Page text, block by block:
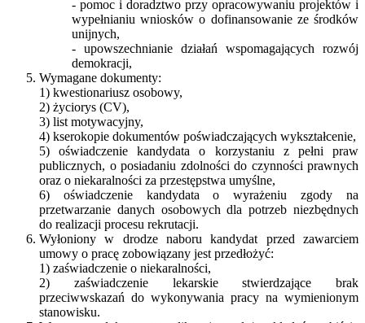
- pomoc i doradztwo przy opracowywaniu projektów i
wypełnianiu wniosków o dofinansowanie ze środków
unijnych,
- upowszechnianie działań wspomagających rozwój
demokracji,
Wymagane dokumenty:
1) kwestionariusz osobowy,
2) życiorys (CV),
3) list motywacyjny,
4) kserokopie dokumentów poświadczających wykształcenie,
5) oświadczenie kandydata o korzystaniu z pełni praw
publicznych, o posiadaniu zdolności do czynności prawnych
oraz o niekaralności za przestępstwa umyślne,
6) oświadczenie kandydata o wyrażeniu zgody na
przetwarzanie danych osobowych dla potrzeb niezbędnych
do realizacji procesu rekrutacji.
Wyłoniony w drodze naboru kandydat przed zawarciem
umowy o pracę zobowiązany jest przedłożyć:
1) zaświadczenie o niekaralności,
2) zaświadczenie lekarskie stwierdzające brak
przeciwwskazań do wykonywania pracy na wymienionym
stanowisku.